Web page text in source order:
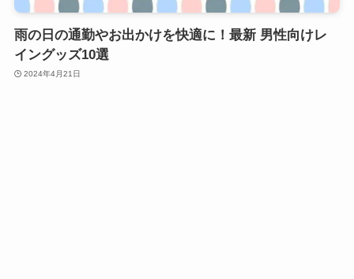
雨の日の通勤やお出かけを快適に！最新 男性向けレ
イングッズ10選
2024年4月21日